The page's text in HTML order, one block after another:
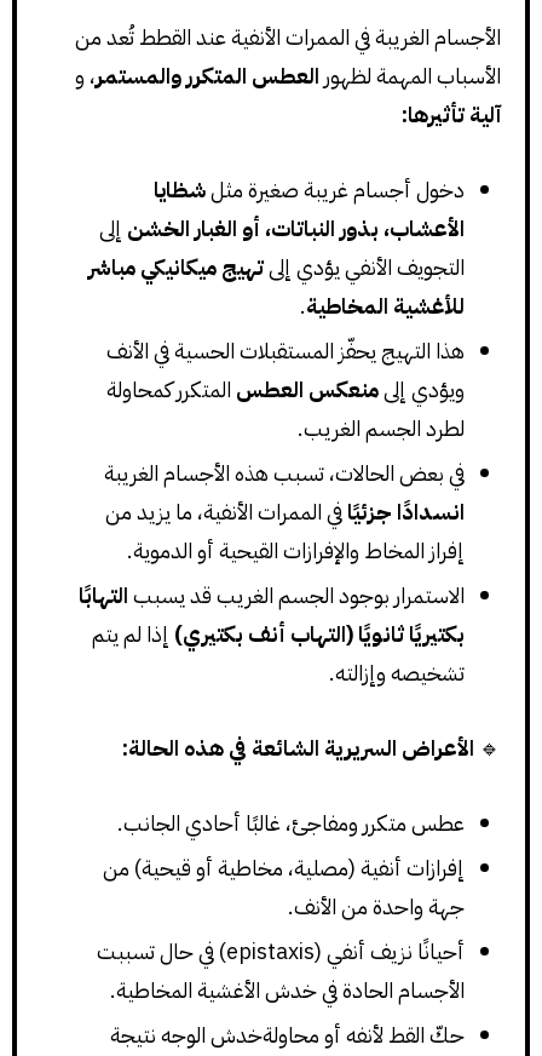
الأجسام الغريبة في الممرات الأنفية عند القطط تُعد من
الأسباب المهمة لظهور العطس المتكرر والمستمر، و
آلية تأثيرها:
دخول أجسام غريبة صغيرة مثلشظايا
الأعشاب، بذور النباتات، أو الغبار الخشن إلى
التجويف الأنفي يؤدي إلىتهيج ميكانيكي مباشر
للأغشية المخاطية.
هذا التهيج يحفّز المستقبلات الحسية في الأنف
ويؤدي إلىمنعكس العطس المتكرر كمحاولة
لطرد الجسم الغريب.
في بعض الحالات، تسبب هذه الأجسام الغريبة
انسدادًا جزئيًافي الممرات الأنفية، ما يزيد من
إفراز المخاط والإفرازات القيحية أو الدموية.
الاستمرار بوجود الجسم الغريب قد يسببالتهابًا
بكتيريًا ثانويًا (التهاب أنف بكتيري) إذا لم يتم
تشخيصه وإزالته.
🔹 الأعراض السريرية الشائعة في هذه الحالة:
عطس متكرر ومفاجئ، غالبًا أحادي الجانب.
إفرازات أنفية (مصلية، مخاطية أو قيحية) من
جهة واحدة من الأنف.
أحيانًا نزيف أنفي (epistaxis) في حال تسببت
الأجسام الحادة في خدش الأغشية المخاطية.
حكّ القط لأنفه أو محاولةخدش الوجه نتيجة